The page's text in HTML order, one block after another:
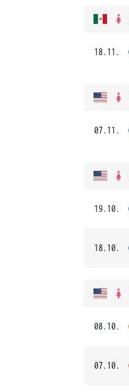
18.11.
07.11.
19.10.
18.10.
08.10.
07.10.